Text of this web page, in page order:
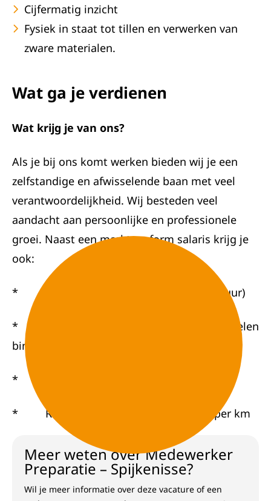
Cijfermatig inzicht
Fysiek in staat tot tillen en verwerken van
zware materialen.
Wat ga je verdienen
Wat krijg je van ons?
Als je bij ons komt werken bieden wij je een
zelfstandige en afwisselende baan met veel
verantwoordelijkheid. Wij besteden veel
aandacht aan persoonlijke en professionele
groei. Naast een marktconform salaris krijg je
ook:
* 32 vakantiedagen (op basis van 40 uur)
* Mogelijkheid om je verder te ontwikkelen
binnen SGS
* Marktconform salaris
* Reiskostenvergoeding van €0,23 per km
Meer weten over Medewerker
Preparatie – Spijkenisse?
Wil je meer informatie over deze vacature of een